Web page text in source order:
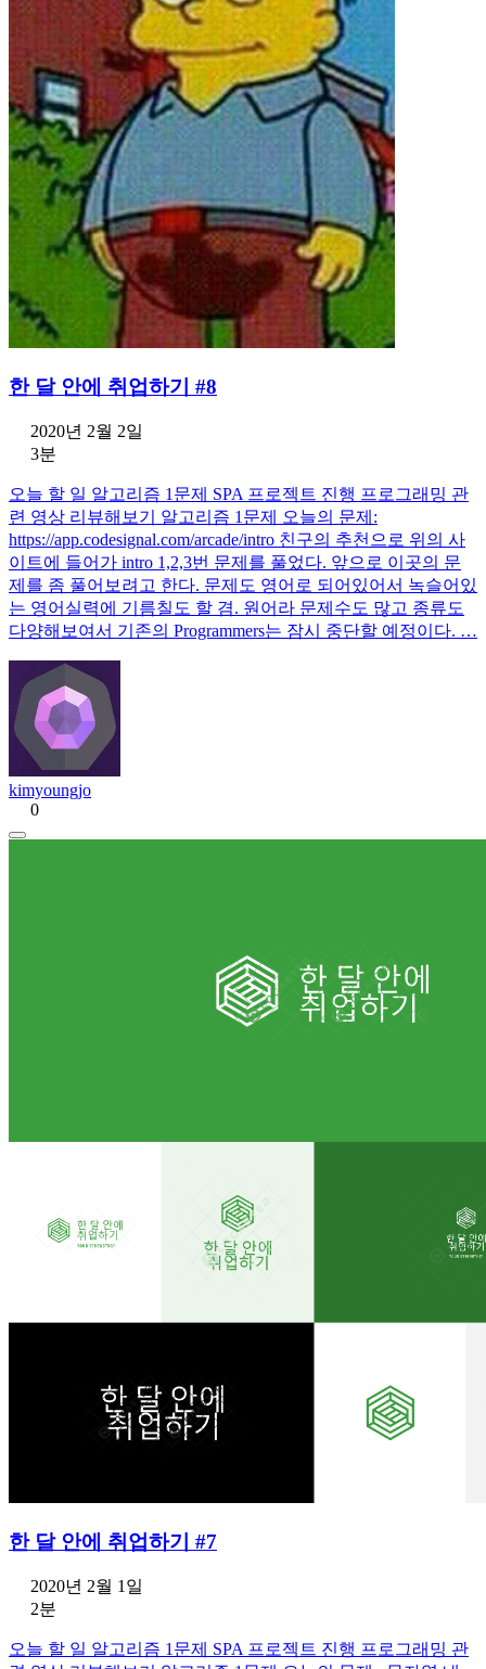
한 달 안에 취업하기 #8
2020년 2월 2일
3분
오늘 할 일 알고리즘 1문제 SPA 프로젝트 진행 프로그래밍 관
련 영상 리뷰해보기 알고리즘 1문제 오늘의 문제:
https://app.codesignal.com/arcade/intro 친구의 추천으로 위의 사
이트에 들어가 intro 1,2,3번 문제를 풀었다. 앞으로 이곳의 문
제를 좀 풀어보려고 한다. 문제도 영어로 되어있어서 녹슬어있
는 영어실력에 기름칠도 할 겸. 원어라 문제수도 많고 종류도
다양해보여서 기존의 Programmers는 잠시 중단할 예정이다. …
kimyoungjo
0
한 달 안에 취업하기 #7
2020년 2월 1일
2분
오늘 할 일 알고리즘 1문제 SPA 프로젝트 진행 프로그래밍 관